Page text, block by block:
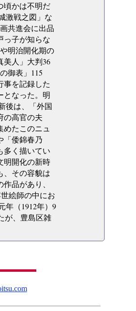
頃かは不明だ
激戦之図」な
共進会に出品
っ子が知らな
明治開化期の
美人」大判36
御表」115
事を記録した
となった。明
後は、「外国
の高官の夫
たこのニュ
「倭錦春乃
多く描いてい
明開化の新時
、その容貌は
品があり、
絵師の中にお
年（1912年）9
が、豊島区雑